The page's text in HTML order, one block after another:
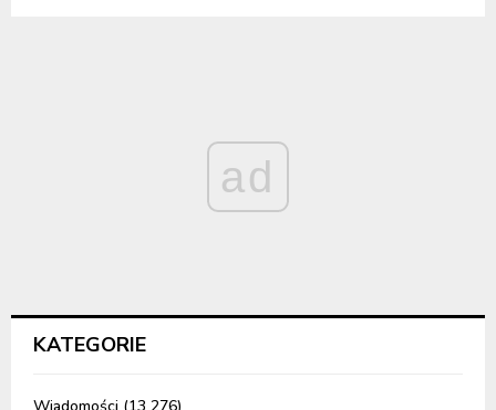
ad
KATEGORIE
Wiadomości (13 276)